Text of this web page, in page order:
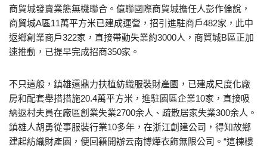
商貿城發賣業態無機聯合。億聯國際商貿城擔任人彭作倫說，
商貿城A區11萬平方米已建成運營，招引進駐商戶482家，此中
返鄉創業商戶322家，直接帶動失業約3000人，商貿城B區正加
速推動，已提早完成招商350家。
不只這般，鎮雄還鼎力扶植紡織服裝財產園，已建成尺度化廠
房和配套舉措措施20.4萬平方米，進駐園區企業10家，直接吸
納返村夫員在廠區創業失業2700余人、疏散居家失業300余人。
鎮雄人胡勇從事服裝行業10多年，在浙江創建公司，得知故鄉
建起紡織財產園，便回籍開辦云南博燁衣飾無限公司。“這棟樓